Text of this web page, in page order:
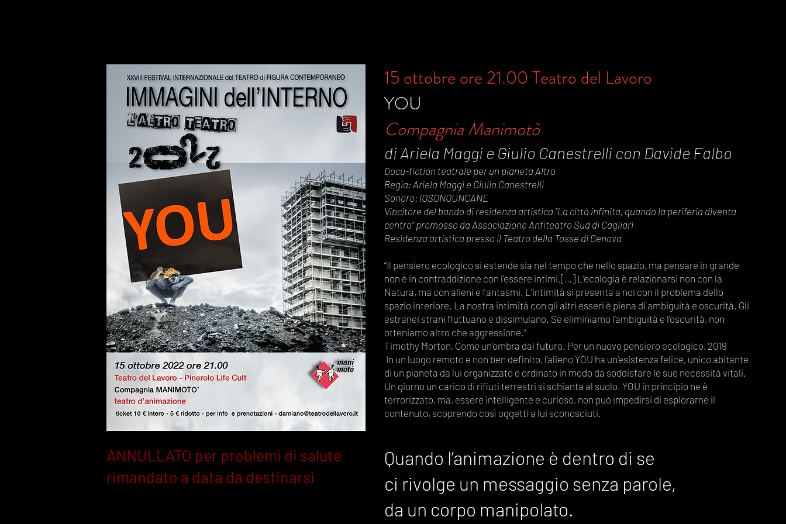
ANNULLATO per problemi di salute
rimandato a data da destinarsi
15 ottobre ore 21.00 Teatro del Lavoro
YOU
Compagnia Manimotò
di Ariela Maggi e Giulio Canestrelli con Davide Falbo
Docu-fiction teatrale per un pianeta Altro
Regia: Ariela Maggi e Giulio Canestrelli
Sonoro: IOSONOUNCANE
Vincitore del bando di residenza artistica “La città infinita, quando la periferia diventa
centro” promosso da Associazione Anfiteatro Sud di Cagliari
Residenza artistica presso il Teatro della Tosse di Genova
“Il pensiero ecologico si estende sia nel tempo che nello spazio, ma pensare in grande
non è in contraddizione con l’essere intimi.[…] L’ecologia è relazionarsi non con la
Natura, ma con alieni e fantasmi. L’intimità si presenta a noi con il problema dello
spazio interiore. La nostra intimità con gli altri esseri è piena di ambiguità e oscurità. Gli
estranei strani fluttuano e dissimulano. Se eliminiamo l’ambiguità e l’oscurità, non
otteniamo altro che aggressione.”
Timothy Morton, Come un’ombra dal futuro. Per un nuovo pensiero ecologico, 2019
In un luogo remoto e non ben definito, l’alieno YOU ha un’esistenza felice, unico abitante
di un pianeta da lui organizzato e ordinato in modo da soddisfare le sue necessità vitali.
Un giorno un carico di rifiuti terrestri si schianta al suolo. YOU in principio ne è
terrorizzato, ma, essere intelligente e curioso, non può impedirsi di esplorarne il
contenuto, scoprendo così oggetti a lui sconosciuti.
Quando l’animazione è dentro di se
ci rivolge un messaggio senza parole,
da un corpo manipolato.
Quando l’animazione è dentro di se
ci rivolge un messaggio senza parole,
da un corpo manipolato.